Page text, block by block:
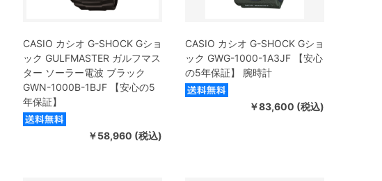
CASIO カシオ G-SHOCK Gショ
ック GULFMASTER ガルフマス
ター ソーラー電波 ブラック
GWN-1000B-1BJF 【安心の5
年保証】
￥58,960 (税込)
CASIO カシオ G-SHOCK Gショ
ック GWG-1000-1A3JF 【安心
の5年保証】 腕時計
￥83,600 (税込)